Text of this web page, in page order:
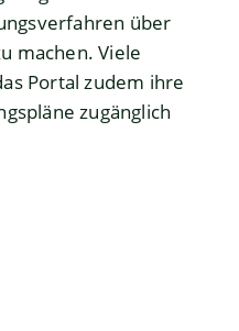
über
machen. Viele
Portal zudem ihre
zugänglich